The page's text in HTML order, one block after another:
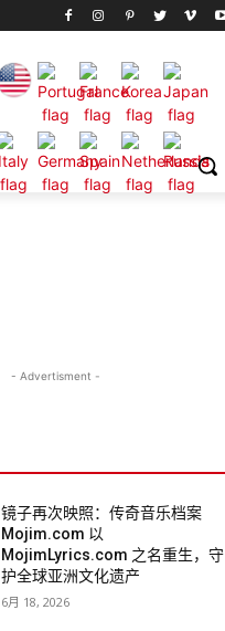
- Advertisment -
镜子再次映照：传奇音乐档案
Mojim.com 以
MojimLyrics.com 之名重生，守
护全球亚洲文化遗产
6月 18, 2026